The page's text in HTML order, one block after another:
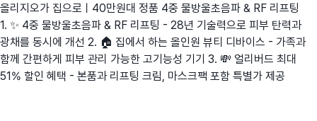
올리지오가 집으로ㅣ40만원대 정품 4중 물방울초음파 & RF 리프팅
1. ✨ 4중 물방울초음파 & RF 리프팅 - 28년 기술력으로 피부 탄력과
광채를 동시에 개선 2. 🏠 집에서 하는 올인원 뷰티 디바이스 - 가족과
함께 간편하게 피부 관리 가능한 고기능성 기기 3. 💸 얼리버드 최대
51% 할인 혜택 - 본품과 리프팅 크림, 마스크팩 포함 특별가 제공